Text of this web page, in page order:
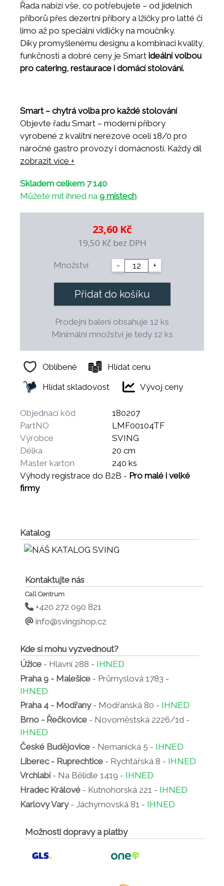
Řada nabízí vše, co potřebujete – od jídelních
příborů přes dezertní příbory a lžičky pro latté či
limo až po speciální vidličky na moučníky.
Díky promyšlenému designu a kombinaci kvality,
funkčnosti a dobré ceny je Smart ideální volbou
pro catering, restaurace i domácí stolování.
Smart – chytrá volba pro každé stolování
Objevte řadu Smart – moderní příbory
vyrobené z kvalitní nerezové oceli 18/0 pro
náročné gastro provozy i domácnosti. Každý díl
je navržen tak, aby perfektně padl do ruky,
dostupný.
Řada nabízí vše, co potřebujete – od jídelních
příborů přes dezertní příbory a lžičky pro latté či
limo až po speciální vidličky na moučníky.
Díky promyšlenému designu a kombinaci kvality,
funkčnosti a dobré ceny je Smart
pro catering, restaurace i domácí stolování.
zobrazit více +
Skladem celkem 7 140
Můžete mít ihned na 9 místech
23,60 Kč
19,50 Kč bez DPH
Množství - +
Přidat do košíku
Prodejní balení obsahuje 12 ks
Minimální množství je tedy 12 ks
Oblíbené
Hlídat cenu
Hlídat skladovost
Vývoj ceny
Objednací kód
180207
PartNO
LMF00104TF
Výrobce
SVING
Délka
20 cm
Master karton
240 ks
Výhody registrace do B2B - Pro malé i velké
firmy
Katalog
Kontaktujte nás
Call Centrum
+420 272 090 821
info@svingshop.cz
Kde si mohu vyzvednout?
Úžice - Hlavní 288 - IHNED
Praha 9 - Malešice - Průmyslová 1783 -
IHNED
Praha 4 - Modřany- Modřanská 80 - IHNED
Brno - Řečkovice - Novoměstská 2226/1d -
IHNED
České Budějovice - Nemanická 5 - IHNED
Liberec - Ruprechtice - Rychtářská 8 - IHNED
Vrchlabí- Na Bělidle 1419 - IHNED
Hradec Králové - Kutnohorská 221 - IHNED
Karlovy Vary- Jáchymovská 81 - IHNED
Možnosti dopravy a platby